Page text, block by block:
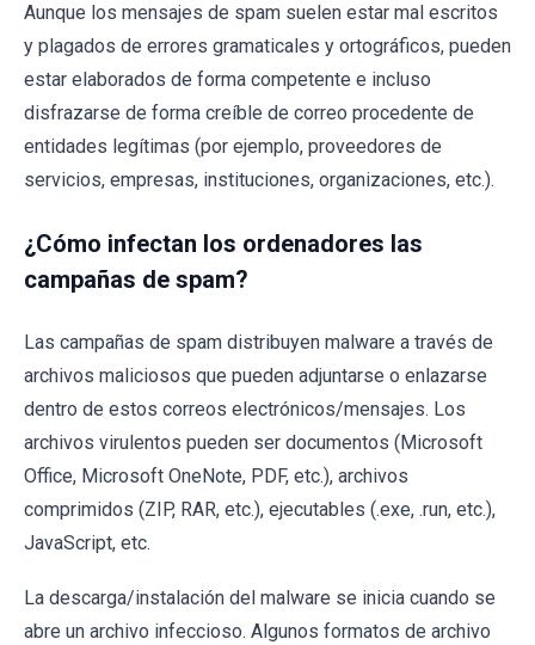
Aunque los mensajes de spam suelen estar mal escritos
y plagados de errores gramaticales y ortográficos, pueden
estar elaborados de forma competente e incluso
disfrazarse de forma creíble de correo procedente de
entidades legítimas (por ejemplo, proveedores de
servicios, empresas, instituciones, organizaciones, etc.).
¿Cómo infectan los ordenadores las
campañas de spam?
Las campañas de spam distribuyen malware a través de
archivos maliciosos que pueden adjuntarse o enlazarse
dentro de estos correos electrónicos/mensajes. Los
archivos virulentos pueden ser documentos (Microsoft
Office, Microsoft OneNote, PDF, etc.), archivos
comprimidos (ZIP, RAR, etc.), ejecutables (.exe, .run, etc.),
JavaScript, etc.
La descarga/instalación del malware se inicia cuando se
abre un archivo infeccioso. Algunos formatos de archivo